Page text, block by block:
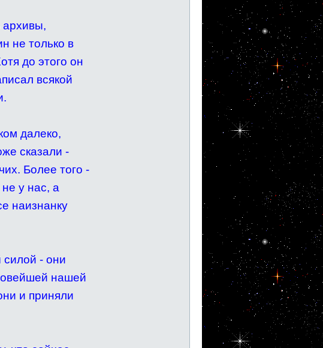
архивы,
не только в
до этого он
всякой
далеко,
сказали -
Более того -
у нас, а
наизнанку
силой - они
нашей
и приняли